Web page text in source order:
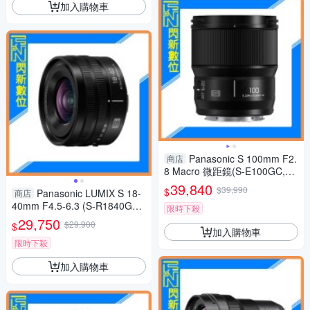
加入購物車
商店 Panasonic LUMIX S 18-
40mm F4.5-6.3 (S-R1840GC,
公司貨)
$29,750 $29,900
限時下殺
加入購物車
商店 Panasonic S 100mm F2.
8 Macro 微距鏡(S-E100GC,公
司貨)L-mount
$39,840 $39,990
限時下殺
加入購物車